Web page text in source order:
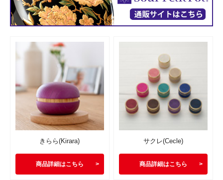
きらら(Kirara)
商品詳細はこちら
サクレ(Cecle)
商品詳細はこちら